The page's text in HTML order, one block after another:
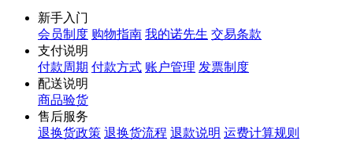
新手入门
会员制度 购物指南 我的诺先生 交易条款
支付说明
付款周期 付款方式 账户管理 发票制度
配送说明
商品验货
售后服务
退换货政策 退换货流程 退款说明 运费计算规则